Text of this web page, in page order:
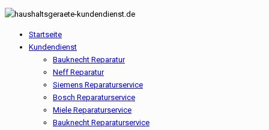
Startseite
Kundendienst
Bauknecht Reparatur
Neff Reparatur
Siemens Reparaturservice
Bosch Reparaturservice
Miele Reparaturservice
Bauknecht Reparaturservice